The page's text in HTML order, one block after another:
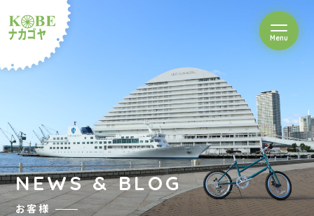
ルショップナカゴヤ
Menuを開閉
NEWS & BLOG
お客様